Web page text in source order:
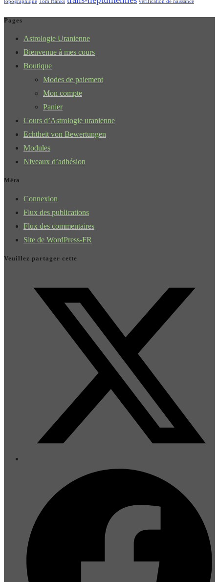
topographique Tom Hanks vérification de naissance
Pages
Astrologie Uranienne
Bienvenue à mes cours
Boutique
Modes de paiement
Mon compte
Panier
Cours d’Astrologie uranienne
Echtheit von Bewertungen
Modules
Niveaux d’adhésion
Méta
Connexion
Flux des publications
Flux des commentaires
Site de WordPress-FR
Veuillez partager cette